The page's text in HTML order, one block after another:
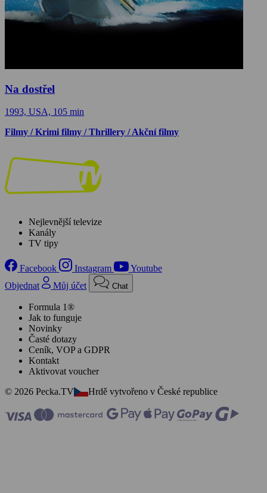
Na dostřel
1993, USA, 105 min
Filmy / Krimi filmy / Thrillery / Akční filmy
Nejlevnější televize
Kanály
TV tipy
Facebook Instagram
Youtube
Objednat
Můj účet Chat
Formula 1®
Jak to funguje
Novinky
Časté dotazy
Ceník, VOP a GDPR
Kontakt
Aktivovat voucher
© 2026 Pecka.TV
Hrdě vytvořeno v České republice